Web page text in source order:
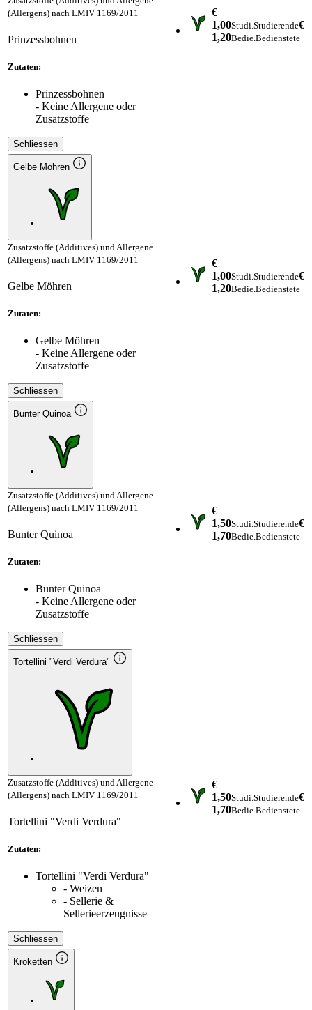
(Allergens) nach LMIV 1169/2011
Prinzessbohnen
Zutaten:
Prinzessbohnen
- Keine Allergene oder
Zusatzstoffe
Schliessen
€
1,00Studi. Studierende€
1,20Bedie. Bedienstete
Gelbe Möhren
Zusatzstoffe (Additives) und Allergene
(Allergens) nach LMIV 1169/2011
Gelbe Möhren
Zutaten:
Gelbe Möhren
- Keine Allergene oder
Zusatzstoffe
Schliessen
€
1,00Studi. Studierende€
1,20Bedie. Bedienstete
Bunter Quinoa
Zusatzstoffe (Additives) und Allergene
(Allergens) nach LMIV 1169/2011
Bunter Quinoa
Zutaten:
Bunter Quinoa
- Keine Allergene oder
Zusatzstoffe
Schliessen
€
1,50Studi. Studierende€
1,70Bedie. Bedienstete
Tortellini "Verdi Verdura"
Zusatzstoffe (Additives) und Allergene
(Allergens) nach LMIV 1169/2011
Tortellini "Verdi Verdura"
Zutaten:
Tortellini "Verdi Verdura"
- Weizen
- Sellerie &
Sellerieerzeugnisse
Schliessen
€
1,50Studi. Studierende€
1,70Bedie. Bedienstete
Kroketten